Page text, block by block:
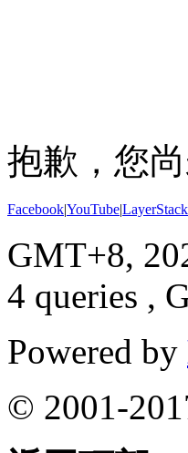
抱歉，您
Facebook|YouTube|LayerStack
GMT+8,
4 queries ,
Powered by
© 2001-